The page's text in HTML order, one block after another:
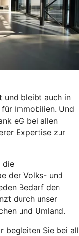
und bleibt auch in
Immobilien. Und
eG bei allen
Expertise zur
die
der Volks- und
Bedarf den
durch unser
und Umland.
begleiten Sie bei all